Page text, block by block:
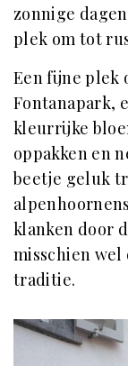
zonnige
plek om tot
Een fijne plek
Fontanapark,
kleurrijke
oppakken en
beetje geluk
klanken door
misschien
traditie.